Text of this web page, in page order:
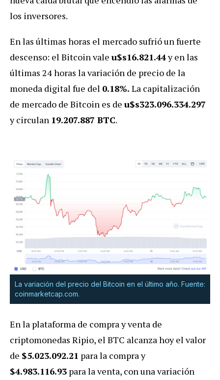
los inversores.
En las últimas horas el mercado sufrió un fuerte
descenso: el Bitcoin vale u$s16.821.44y en las
últimas 24 horas la variación de precio de la
moneda digital fue del 0.18%. La capitalización
de mercado de Bitcoin es de u$s323.096.334.297
y circulan 19.207.887 BTC.
La variación del precio del Bitcoin en el último año. Fuente:
coinmarketcap.com.
En la plataforma de compra y venta de
criptomonedas Ripio, el BTC alcanza hoy el valor
de $5.023.092.21 para la compra y
$4.983.116.93 para la venta, con una variación